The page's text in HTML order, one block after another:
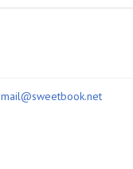
mail@sweetbook.net